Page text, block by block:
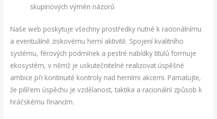
skupinových výměn názorů
Naše web poskytuje všechny prostředky nutné k racionálnímu
a eventuálně ziskovému herní aktivitě. Spojení kvalitního
systému, férových podmínek a pestré nabídky titulů formuje
ekosystém, v němž je uskutečnitelné realizovat úspěšné
ambice při kontinuitě kontroly nad herními akcemi. Pamatujte,
že pilířem úspěchu je vzdělanost, taktika a racionální způsob k
hráčskému financím.